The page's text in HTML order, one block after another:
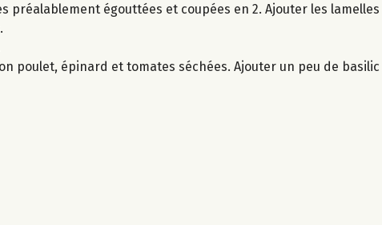
égouttées et coupées en 2. Ajouter les lamelles
poulet, épinard et tomates séchées. Ajouter un peu de basilic